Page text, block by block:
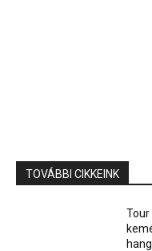
TOVÁBBI CIKKEINK